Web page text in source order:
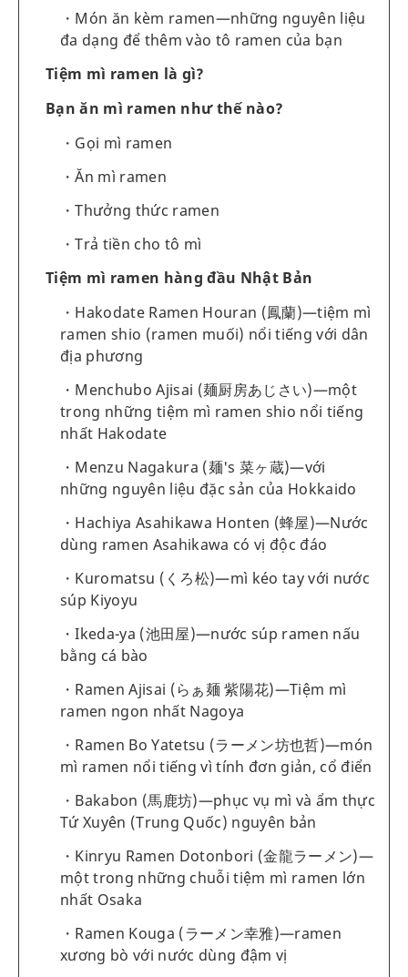
Món ăn kèm ramen—những nguyên liệu
đa dạng để thêm vào tô ramen của bạn
Tiệm mì ramen là gì?
Bạn ăn mì ramen như thế nào?
Gọi mì ramen
Ăn mì ramen
Thưởng thức ramen
Trả tiền cho tô mì
Tiệm mì ramen hàng đầu Nhật Bản
Hakodate Ramen Houran (鳳蘭)—tiệm mì
ramen shio (ramen muối) nổi tiếng với dân
địa phương
Menchubo Ajisai (麺厨房あじさい)—một
trong những tiệm mì ramen shio nổi tiếng
nhất Hakodate
Menzu Nagakura (麺's 菜ヶ蔵)—với
những nguyên liệu đặc sản của Hokkaido
Hachiya Asahikawa Honten (蜂屋)—Nước
dùng ramen Asahikawa có vị độc đáo
Kuromatsu (くろ松)—mì kéo tay với nước
súp Kiyoyu
Ikeda-ya (池田屋)—nước súp ramen nấu
bằng cá bào
Ramen Ajisai (らぁ麺 紫陽花)—Tiệm mì
ramen ngon nhất Nagoya
Ramen Bo Yatetsu (ラーメン坊也哲)—món
mì ramen nổi tiếng vì tính đơn giản, cổ điển
Bakabon (馬鹿坊)—phục vụ mì và ẩm thực
Tứ Xuyên (Trung Quốc) nguyên bản
Kinryu Ramen Dotonbori (金龍ラーメン)—
một trong những chuỗi tiệm mì ramen lớn
nhất Osaka
Ramen Kouga (ラーメン幸雅)—ramen
xương bò với nước dùng đậm vị